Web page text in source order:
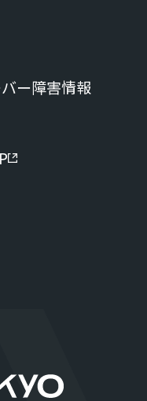
ー障害情報